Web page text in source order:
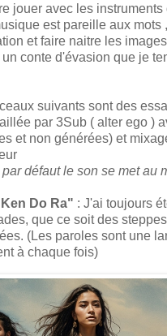
jouer avec les
est pareille aux mots
et faire naitre les
conte d'évasion que je
suivants sont des
par 3Sub ( alter ego )
et non générées) et
défaut le son se met au
Do Ra" : J'ai toujours
que ce soit des
(Les paroles sont une
à chaque fois)